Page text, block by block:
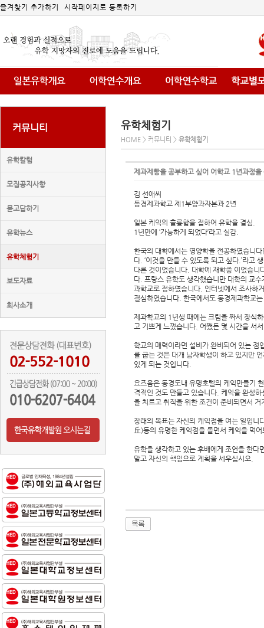
즐겨찾기 추가하기 시작페이지로 등록하기
커뮤니티
유학칼럼
모집공지사항
묻고답하기
유학뉴스
유학체험기
보도자료
회사소개
유학체험기
HOME > 커뮤니티 > 유학체험기
제과제빵을 공부하고 싶어 어학교 1년과정을
김 선애씨
동경제과학교 제1부양과자본과 2년
일본 케익의 훌륭함을 접하여 유학을 결심.
1년만에 ‘가능하게 되었다’라고 실감.
한국의 대학에서는 영양학을 전공하였습니
다. ‘이것을 만들 수 있도록 되고 싶다.’라고
다른 것이었습니다. 대학에 재학중 이었습
다. 프랑스 유학도 생각했습니만 대학의 교
과학교로 정하였습니다. 인터넷에서 조사하
결심하였습니다. 한국에서도 동경제과학교
제과학교의 1년생 때에는 크림을 짜서 장식
고 기쁘게 느꼈습니다. 어쨌든 몇 시간을 서
학교의 매력이라면 설비가 완비되어 있는 점
를 굽는 것은 대개 남자학생이 하고 있지만
있게 되는 것입니다.
요즈음은 동경도내 유명호텔의 케익만들기
격적인 것도 만들고 있습니다. 케익을 완성
을 치르고 취직을 위한 조건이 준비되면서
장래의 목표는 자신의 케익점을 여는 일입
丘)등의 유명한 케익점을 돌면서 케익을 먹
유학을 생각하고 있는 후배에게 조언을 한다
말고 자신의 책임으로 계획을 세우십시오.